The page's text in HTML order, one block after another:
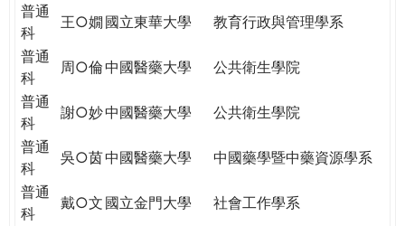
普通
科
王○嫺國立東華大學
教育行政與管理學系
普通
科
周○倫中國醫藥大學
公共衛生學院
普通
科
謝○妙中國醫藥大學
公共衛生學院
普通
科
吳○茵中國醫藥大學
中國藥學暨中藥資源學系
普通
科
戴○文 國立金門大學
社會工作學系